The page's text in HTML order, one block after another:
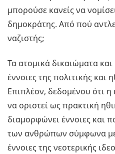
μπορούσε κανείς να
δημοκράτης. Από πού
ναζιστής;
Τα ατομικά δικαιώματα
έννοιες της πολιτικής και
Επιπλέον, δεδομένου ότι
να οριστεί ως πρακτική
διαμορφώνει έννοιες και
των ανθρώπων σύμφωνα με
έννοιες της νεοτερικής